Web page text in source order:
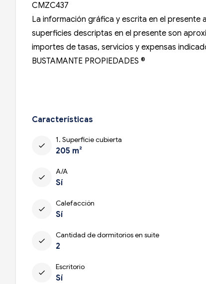
CMZC437
La información gráfica y escrita en el
superficies descriptas en el presente son
importes de tasas, servicios y expensas
BUSTAMANTE PROPIEDADES ®
Características
check
1. Superficie cubierta
205 m²
check
A/A
Sí
check
Calefacción
Sí
check
Cantidad de dormitorios en suite
2
check
Escritorio
Sí